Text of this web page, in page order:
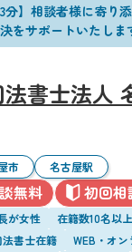
3分】相談者様に寄り
をサポートいたしま
書士法人
市 名古屋駅
無料 初回
が女性 在籍数10名以上
書士在籍
WEB・オ